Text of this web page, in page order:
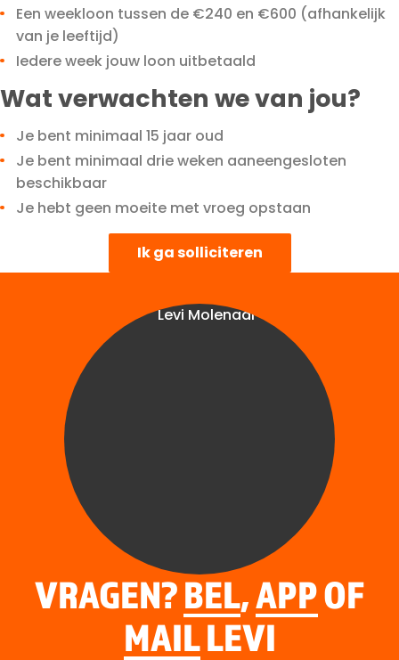
Een weekloon tussen de €240 en €600 (afhankelijk
van je leeftijd)
Iedere week jouw loon uitbetaald
Wat verwachten we van jou?
Je bent minimaal 15 jaar oud
Je bent minimaal drie weken aaneengesloten
beschikbaar
Je hebt geen moeite met vroeg opstaan
Ik ga solliciteren
VRAGEN?BEL,APPOF
MAILLEVI